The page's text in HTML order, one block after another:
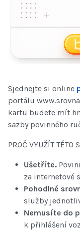
Sjednejte si online
portálu
kartu budete mít
sazby povinného
PROČ VYUŽÍT TÉTO
Ušetříte.
za internetové
Pohodlné
služby
Nemusíte do
k přihlášení